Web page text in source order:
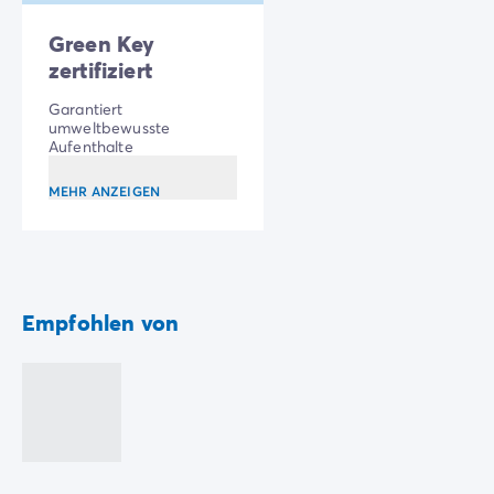
Reiserücktrittsversicherung
Redonne, Marseille oder auch Aix-en-Provence
entdecken...
Green Key
zertifiziert
Garantiert
umweltbewusste
Aufenthalte
MEHR ANZEIGEN
Empfohlen von